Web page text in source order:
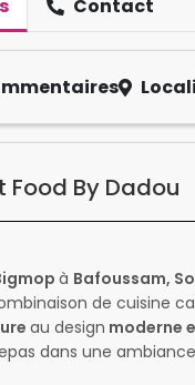
Contact
Food By Dadou
à Bafoussam,
de cuisine
au design moderne
dans une